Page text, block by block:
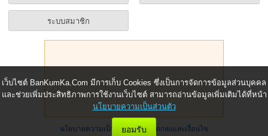
ระบบสมาชิก
นโยบายความเป็นส่วนตัว| ข้อตกลงและเงื่อนไข
เว็บไซต์ BanKumKa.Com มีการเก็บ Cookies ซึ่งเป็นการจัดการข้อมูลส่วนบุคคล
และช่วยเพิ่มประสิทธิภาพการใช้งานเว็บไซต์ สามารถอ่านข้อมูลเพิ่มเติมได้ที่หน้า
นโยบายความเป็นส่วนตัว
ยอมรับ